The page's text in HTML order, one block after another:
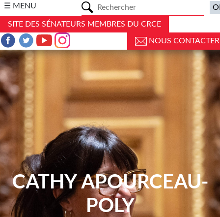
☰ MENU
SITE DES SÉNATEURS MEMBRES DU CRCE
NOUS CONTACTER
CATHY APOURCEAU-
POLY